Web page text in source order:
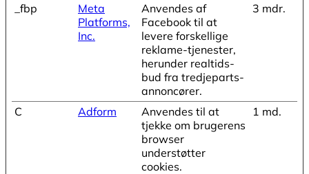
_fbp
Meta
Platforms,
Inc.
Anvendes af
Facebook til at
levere forskellige
reklame-tjenester,
herunder realtids-
bud fra tredjeparts-
annoncører.
3 mdr.
C Adform
Anvendes til at
tjekke om brugerens
browser
understøtter
cookies.
1 md.